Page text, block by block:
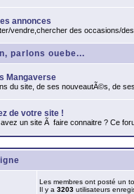
annonces
vendre,chercher des occasions/
parlons ouebe...
Mangaverse
du site, de ses nouveautÃ©s, de
de votre site !
avez un site Ã faire connaitre ? Ce
Les membres ont posté un
Il y a 3203 utilisateurs